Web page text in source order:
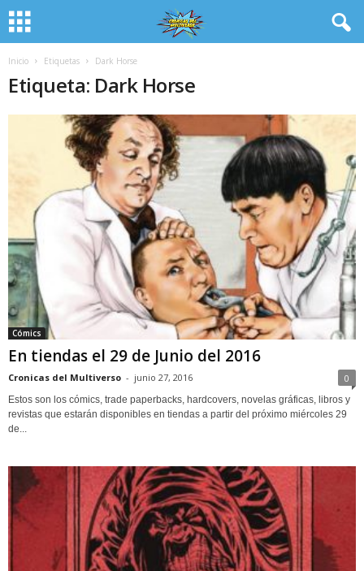
Inicio Etiquetas Dark Horse
Etiqueta: Dark Horse
Cómics
En tiendas el 29 de Junio del 2016
Cronicas del Multiverso - junio 27, 2016 0
Estos son los cómics, trade paperbacks, hardcovers, novelas gráficas, libros y
revistas que estarán disponibles en tiendas a partir del próximo miércoles 29
de...